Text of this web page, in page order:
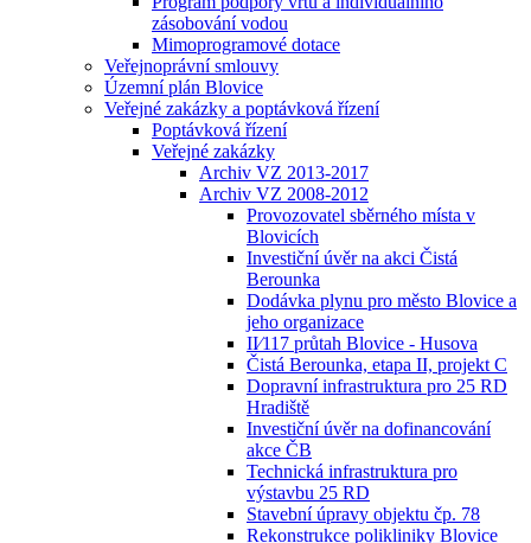
zásobování vodou
Mimoprogramové dotace
Veřejnoprávní smlouvy
Územní plán Blovice
Veřejné zakázky a poptávková řízení
Poptávková řízení
Veřejné zakázky
Archiv VZ 2013-2017
Archiv VZ 2008-2012
Provozovatel sběrného místa v
Blovicích
Investiční úvěr na akci Čistá
Berounka
Dodávka plynu pro město Blovice a
jeho organizace
II⁄117 průtah Blovice - Husova
Čistá Berounka, etapa II, projekt C
Dopravní infrastruktura pro 25 RD
Hradiště
Investiční úvěr na dofinancování
akce ČB
Technická infrastruktura pro
výstavbu 25 RD
Stavební úpravy objektu čp. 78
Rekonstrukce polikliniky Blovice